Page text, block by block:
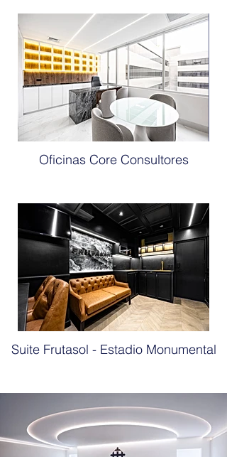
Oficinas Core Consultores
Suite Frutasol - Estadio Monumental